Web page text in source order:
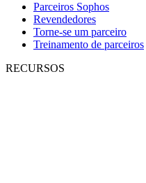
Parceiros Sophos
Revendedores
Torne-se um parceiro
Treinamento de parceiros
RECURSOS